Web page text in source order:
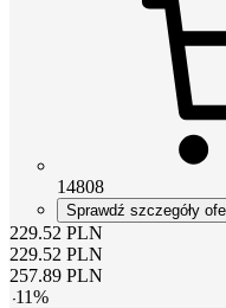
14808
Sprawdź szczegóły
229.52 PLN
229.52 PLN
257.89 PLN
-11%